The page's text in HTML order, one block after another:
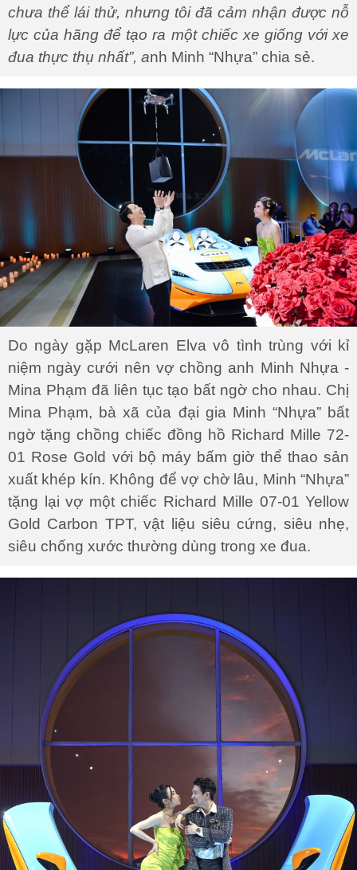
chưa thể lái thử, nhưng tôi đã cảm nhận được nỗ
lực của hãng để tạo ra một chiếc xe giống với xe
đua thực thụ nhất”, anh Minh “Nhựa” chia sẻ.
Do ngày gặp McLaren Elva vô tình trùng với kỉ
niệm ngày cưới nên vợ chồng anh Minh Nhựa -
Mina Phạm đã liên tục tạo bất ngờ cho nhau. Chị
Mina Phạm, bà xã của đại gia Minh “Nhựa” bất
ngờ tặng chồng chiếc đồng hồ Richard Mille 72-
01 Rose Gold với bộ máy bấm giờ thể thao sản
xuất khép kín. Không để vợ chờ lâu, Minh “Nhựa”
tặng lại vợ một chiếc Richard Mille 07-01 Yellow
Gold Carbon TPT, vật liệu siêu cứng, siêu nhẹ,
siêu chống xước thường dùng trong xe đua.